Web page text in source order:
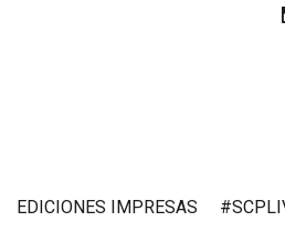
EDICIONES IMPRESAS